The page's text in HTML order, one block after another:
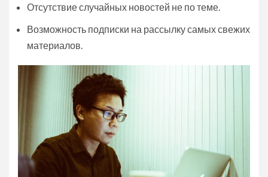
Отсутствие случайных новостей не по теме.
Возможность подписки на рассылку самых свежих
материалов.